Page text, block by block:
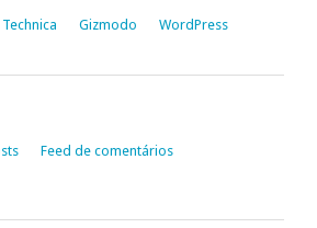
Gizmodo WordPress
Feed de comentários